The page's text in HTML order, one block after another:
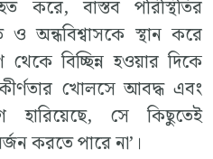
করে, বাস্তব পরিস্থিতির
ও অন্ধবিশ্বাসকে স্থান করে
বিচ্ছিন্ন হওয়ার দিকে
খোলসে আবদ্ধ এবং
সে কিছুতেই
করতে পারে না’।